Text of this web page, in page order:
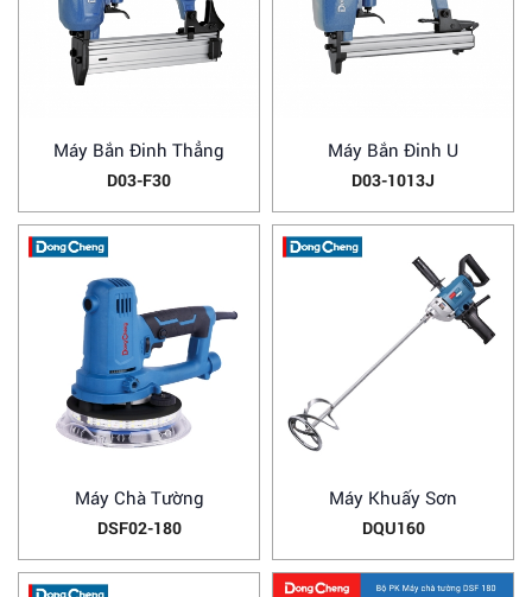
Máy Bắn Đinh Thẳng
D03-F30
Máy Bắn Đinh U
D03-1013J
Máy Chà Tường
DSF02-180
Máy Khuấy Sơn
DQU160